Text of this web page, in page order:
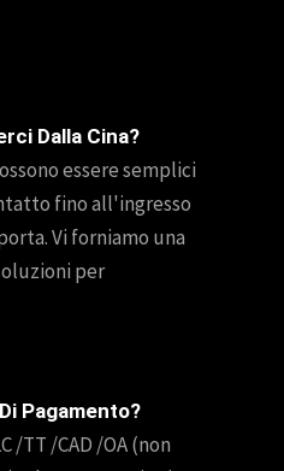
Dalla Cina?
essere semplici
fino all'ingresso
Vi forniamo una
per
Pagamento?
/TT /CAD /OA (non